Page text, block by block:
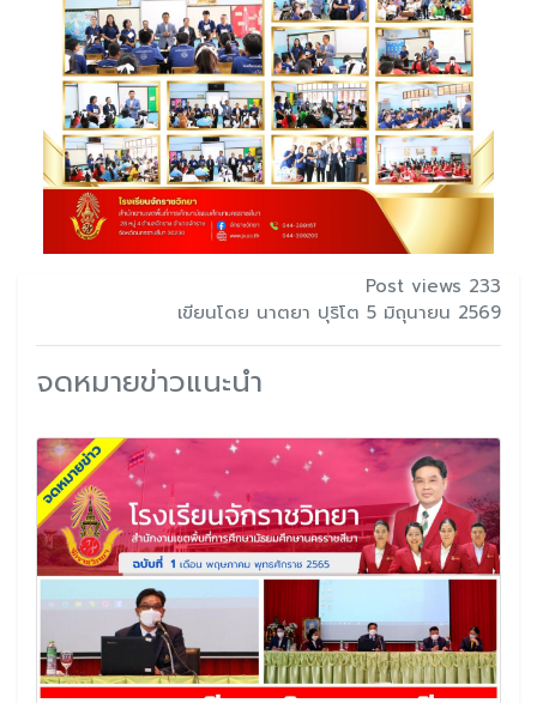
Post views 233
เขียนโดย นาตยา ปุริโต 5 มิถุนายน 2569
จดหมายข่าวแนะนำ